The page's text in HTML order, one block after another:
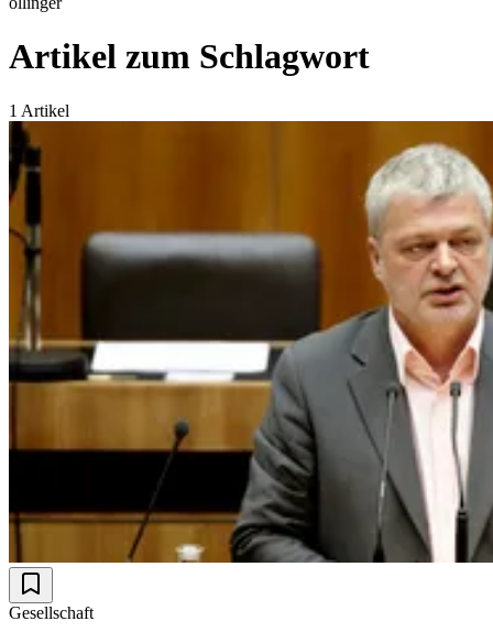
Artikel zum Schlagwort
1 Artikel
Gesellschaft